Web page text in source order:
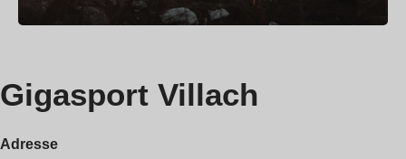
Gigasport Villach
Adresse